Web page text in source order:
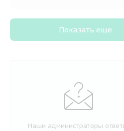
Показать еще
Наши администраторы